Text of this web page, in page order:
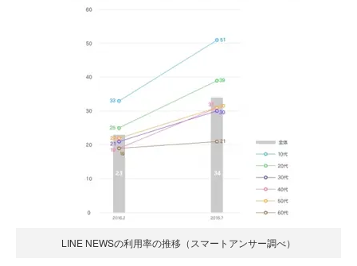
LINE NEWSの利用率の推移（スマートアンサー調べ）